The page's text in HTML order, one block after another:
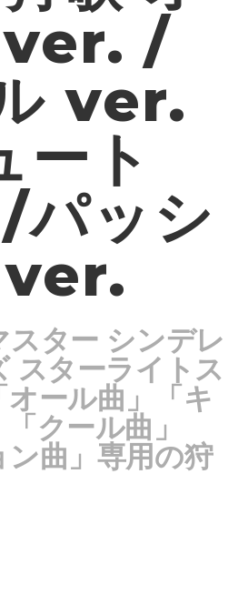
ver. /
ver.
ート
ッシ
ver.
スター シンデレ
スターライトス
ール曲」「キ
クール曲」
ン曲」専用の狩